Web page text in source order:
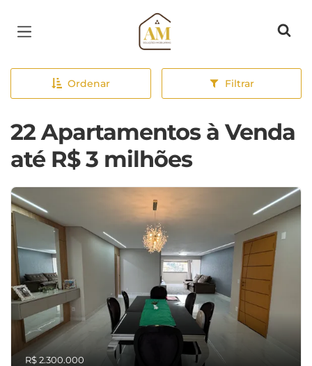
Página inicial
Ordenar Filtrar
22 Apartamentos à Venda
até R$ 3 milhões
R$ 2.300.000